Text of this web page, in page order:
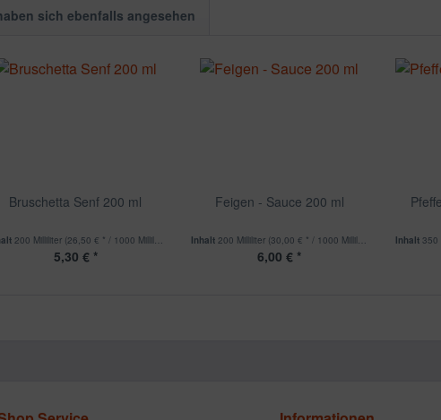
sich ebenfalls angesehen
Bruschetta Senf 200 ml
200 Milliliter (26,50 € * / 1000 Milliliter)
5,30 € *
Feigen - Sauce 200 ml
Inhalt200 Milliliter (30,00 € * / 1000 Milliliter)
6,00 € *
Inhalt 350